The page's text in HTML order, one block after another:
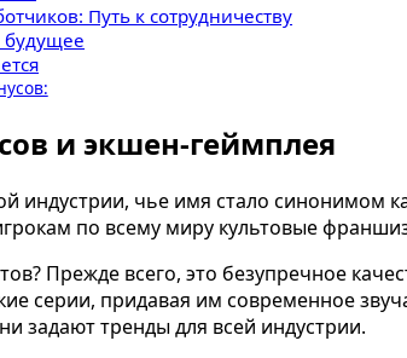
Путь к сотрудничеству
будущее
и экшен-геймплея
индустрии, чье имя стало
по всему миру культовые
Прежде всего, это безупречное
серии, придавая им современное
задают тренды для всей индустрии.